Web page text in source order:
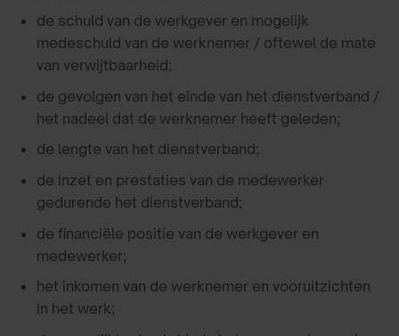
de schuld van de werkgever en mogelijk
medeschuld van de werknemer / oftewel de mate
van verwijtbaarheid;
de gevolgen van het einde van het dienstverband /
het nadeel dat de werknemer heeft geleden;
de lengte van het dienstverband;
de inzet en prestaties van de medewerker
gedurende het dienstverband;
de financiële positie van de werkgever en
medewerker;
het inkomen van de werknemer en vooruitzichten
in het werk;